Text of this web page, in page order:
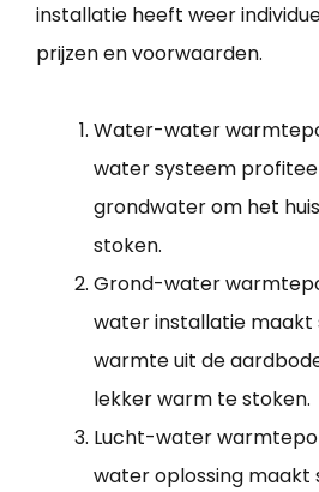
installatie heeft weer
prijzen en voorwaarden.
Water-water
water systeem
grondwater om het
stoken.
Grond-water
water installatie maakt
warmte uit de
lekker warm te stoken.
Lucht-water
water oplossing maakt